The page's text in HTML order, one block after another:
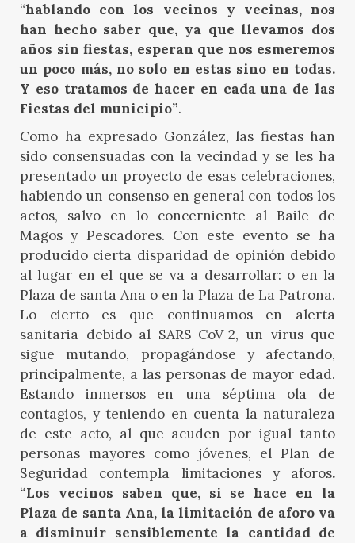
“hablando con los vecinos y vecinas, nos
han hecho saber que, ya que llevamos dos
años sin fiestas, esperan que nos esmeremos
un poco más, no solo en estas sino en todas.
Y eso tratamos de hacer en cada una de las
Fiestas del municipio”.
Como ha expresado González, las fiestas han
sido consensuadas con la vecindad y se les ha
presentado un proyecto de esas celebraciones,
habiendo un consenso en general con todos los
actos, salvo en lo concerniente al Baile de
Magos y Pescadores. Con este evento se ha
producido cierta disparidad de opinión debido
al lugar en el que se va a desarrollar: o en la
Plaza de santa Ana o en la Plaza de La Patrona.
Lo cierto es que continuamos en alerta
sanitaria debido al SARS-CoV-2, un virus que
sigue mutando, propagándose y afectando,
principalmente, a las personas de mayor edad.
Estando inmersos en una séptima ola de
contagios, y teniendo en cuenta la naturaleza
de este acto, al que acuden por igual tanto
personas mayores como jóvenes, el Plan de
Seguridad contempla limitaciones y aforos.
“Los vecinos saben que, si se hace en la
Plaza de santa Ana, la limitación de aforo va
a disminuir sensiblemente la cantidad de